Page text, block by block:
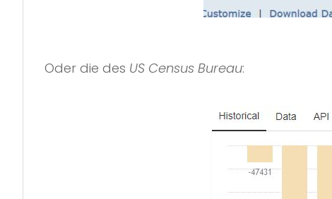
Oder die des US Census Bureau: